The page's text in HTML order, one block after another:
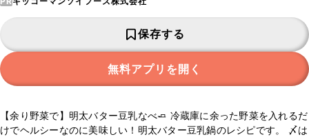
保存する
無料アプリを開く
【余り野菜で】明太バター豆乳なべ🧈 冷蔵庫に余った野菜を入れるだ
けでヘルシーなのに美味しい！明太バター豆乳鍋のレシピです。 〆は